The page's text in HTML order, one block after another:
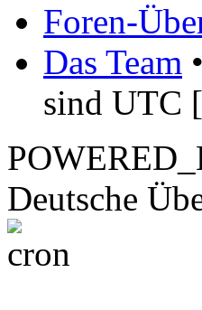
Foren-
Das Team •
sind UTC
Deutsche